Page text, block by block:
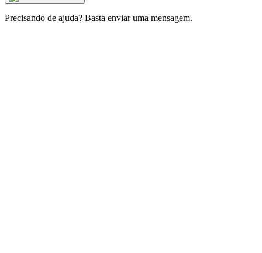
Precisando de ajuda? Basta enviar uma mensagem.